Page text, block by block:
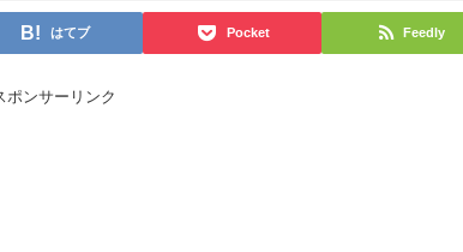
はてブ Pocket Feedly
ポンサーリンク